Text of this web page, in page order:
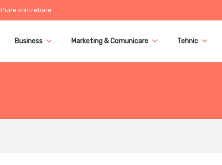
Pune o întrebare
Business Marketing & Comunicare Tehnic